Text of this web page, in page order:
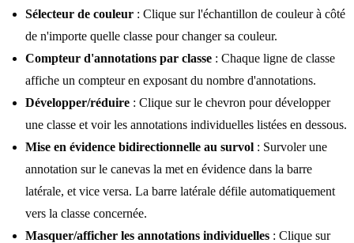
Sélecteur de couleur : Clique sur l'échantillon de couleur à côté
de n'importe quelle classe pour changer sa couleur.
Compteur d'annotations par classe : Chaque ligne de classe
affiche un compteur en exposant du nombre d'annotations.
Développer/réduire : Clique sur le chevron pour développer
une classe et voir les annotations individuelles listées en dessous.
Mise en évidence bidirectionnelle au survol : Survoler une
annotation sur le canevas la met en évidence dans la barre
latérale, et vice versa. La barre latérale défile automatiquement
vers la classe concernée.
Masquer/afficher les annotations individuelles : Clique sur